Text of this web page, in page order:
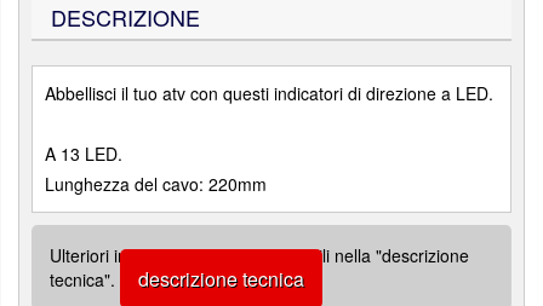
DESCRIZIONE
Abbellisci il tuo atv con questi indicatori di direzione a LED.
A 13 LED.
Lunghezza del cavo: 220mm
Ulteriori informazioni sono disponibili nella "descrizione
tecnica".
descrizione tecnica